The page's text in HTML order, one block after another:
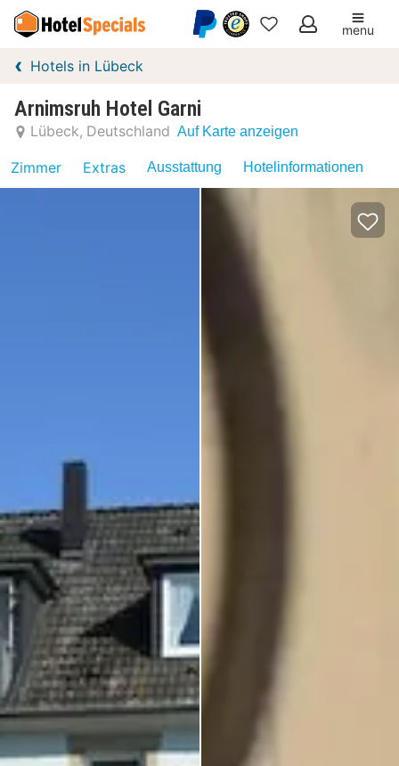
Meine
menu
Hotels in Lübeck
Arnimsruh Hotel Garni
Lübeck Deutschland Auf Karte anzeigen
Zimmer Extras Ausstattung Hotelinformationen